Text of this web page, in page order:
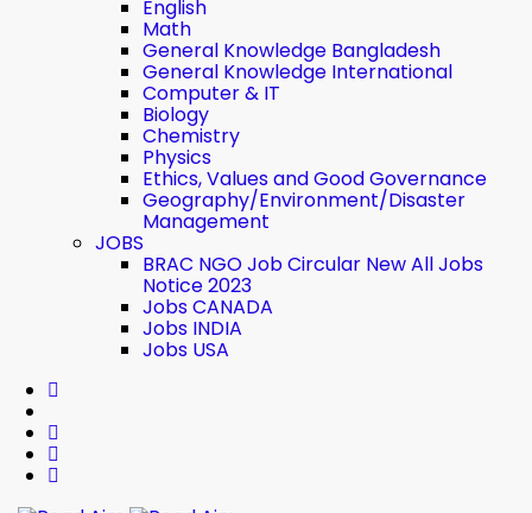
English
Math
General Knowledge Bangladesh
General Knowledge International
Computer & IT
Biology
Chemistry
Physics
Ethics, Values ​​and Good Governance
Geography/Environment/Disaster
Management
JOBS
BRAC NGO Job Circular New All Jobs
Notice 2023
Jobs CANADA
Jobs INDIA
Jobs USA